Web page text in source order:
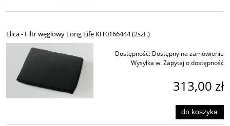
Elica - Filtr węglowy Long Life KIT0166444 (2szt.)
Dostępność: Dostępny na zamówienie
Wysyłka w:Zapytaj o dostępność
313,00 zł
do koszyka